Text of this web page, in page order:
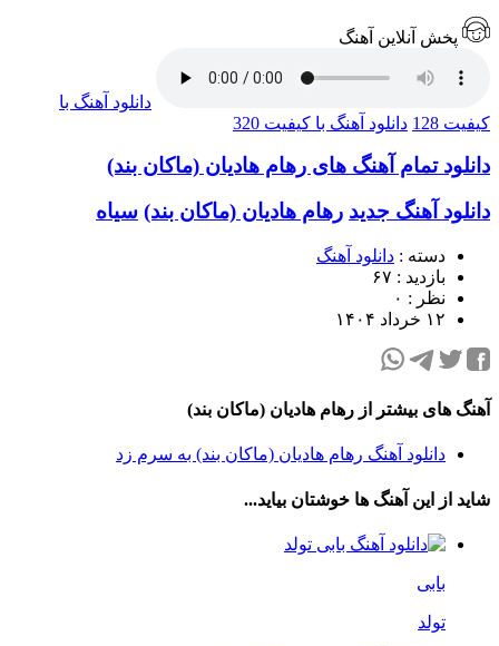
پخش آنلاین آهنگ
دانلود آهنگ با
کیفیت 128
دانلود آهنگ با کیفیت 320
دانلود تمام آهنگ های رهام هادیان (ماکان بند)
دانلود آهنگ جدید رهام هادیان (ماکان بند) سیاه
دسته : دانلود آهنگ
بازدید : ۶۷
نظر : ۰
۱۲ خرداد ۱۴۰۴
آهنگ های بیشتر از رهام هادیان (ماکان بند)
دانلود آهنگ رهام هادیان (ماکان بند) به سرم زد
شاید از این آهنگ ها خوشتان بیاید...
بابی
تولد